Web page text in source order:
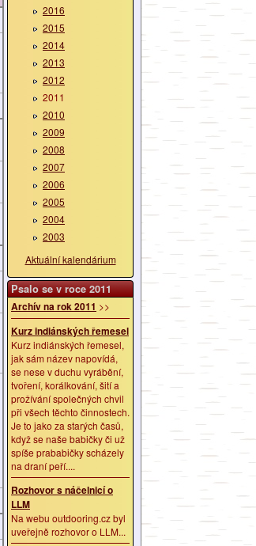
2016
2015
2014
2013
2012
2011
2010
2009
2008
2007
2006
2005
2004
2003
Aktuální kalendárium
Psalo se v roce 2011
Archív na rok 2011 >>
Kurz indiánských řemesel
Kurz indiánských řemesel,
jak sám název napovídá,
se nese v duchu vyrábění,
tvoření, korálkování, šití a
prožívání společných chvil
při všech těchto činnostech.
Je to jako za starých časů,
když se naše babičky či už
spíše prababičky scházely
na draní peří....
Rozhovor s náčelnicí o
LLM
Na webu outdooring.cz byl
uveřejně rozhovor o LLM...